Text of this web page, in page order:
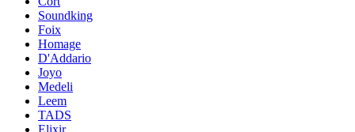
Soundking
Foix
Homage
D'Addario
Joyo
Medeli
Leem
TADS
Elixir